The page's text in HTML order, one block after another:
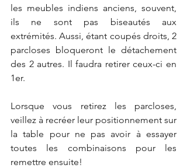
les meubles indiens anciens, souvent,
ils ne sont pas biseautés aux
extrémités. Aussi, étant coupés droits, 2
parcloses bloqueront le détachement
des 2 autres. Il faudra retirer ceux-ci en
1er.
Lorsque vous retirez les parcloses,
veillez à recréer leur positionnement sur
la table pour ne pas avoir à essayer
toutes les combinaisons pour les
remettre ensuite!